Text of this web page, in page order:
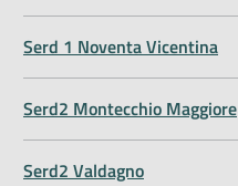
Serd 1 Noventa Vicentina
Serd2 Montecchio Maggiore
Serd2 Valdagno